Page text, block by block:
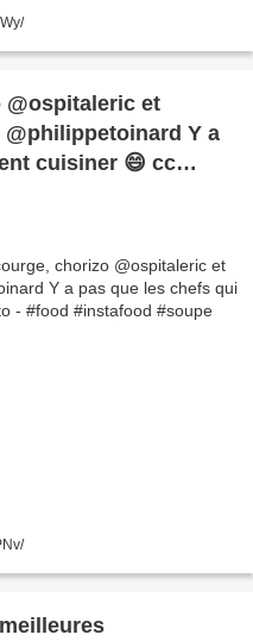
@ospitaleric et
Y a
cuisiner 😄 cc
#soupe
#dinner